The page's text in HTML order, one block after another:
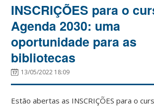
INSCRIÇÕES para o
Agenda 2030: uma
oportunidade para as
bibliotecas
13/05/2022 18:09
Estão abertas as INSCRIÇÕES para o